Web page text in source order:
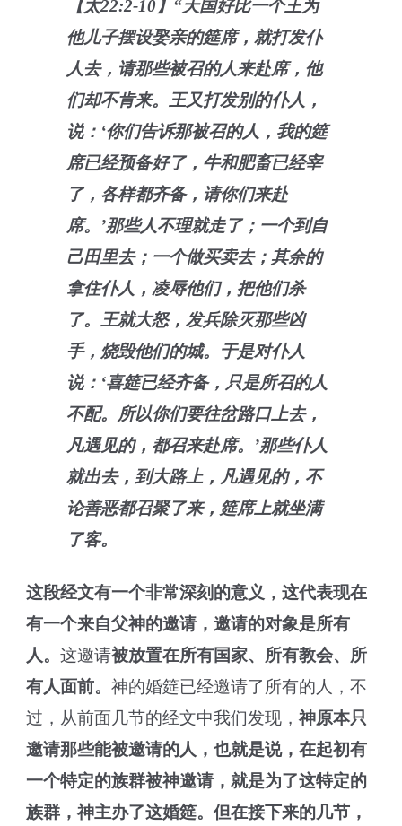
【太22:2-10】“天国好比一个王为
他儿子摆设娶亲的筵席，就打发仆
人去，请那些被召的人来赴席，他
们却不肯来。王又打发别的仆人，
说：‘你们告诉那被召的人，我的筵
席已经预备好了，牛和肥畜已经宰
了，各样都齐备，请你们来赴
席。’那些人不理就走了；一个到自
己田里去；一个做买卖去；其余的
拿住仆人，凌辱他们，把他们杀
了。王就大怒，发兵除灭那些凶
手，烧毁他们的城。于是对仆人
说：‘喜筵已经齐备，只是所召的人
不配。所以你们要往岔路口上去，
凡遇见的，都召来赴席。’那些仆人
就出去，到大路上，凡遇见的，不
论善恶都召聚了来，筵席上就坐满
了客。
这段经文有一个非常深刻的意义，这代表现在
有一个来自父神的邀请，邀请的对象是所有
人。这邀请被放置在所有国家、所有教会、所
有人面前。神的婚筵已经邀请了所有的人，不
过，从前面几节的经文中我们发现，神原本只
邀请那些能被邀请的人，也就是说，在起初有
一个特定的族群被神邀请，就是为了这特定的
族群，神主办了这婚筵。但在接下来的几节，